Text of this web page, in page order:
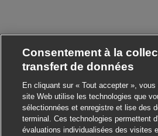
Consentement à la
transfert de données
En cliquant sur « Tout accepter »,
site Web utilise les technologies que
sélectionnées et enregistre et lise des
terminal. Ces technologies permettent
évaluations individualisées des visites